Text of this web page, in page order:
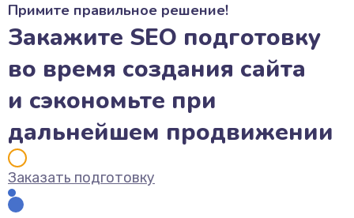
Примите правильное решение!
Закажите SEO подготовку
во время создания сайта
и сэкономьте при
дальнейшем продвижении
Заказать подготовку